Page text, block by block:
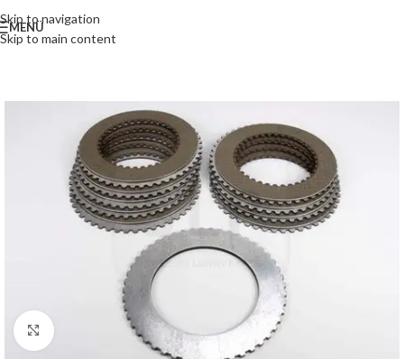
Skip to navigation
Skip to main content
MENÜ
Büyütmek için tıklayın